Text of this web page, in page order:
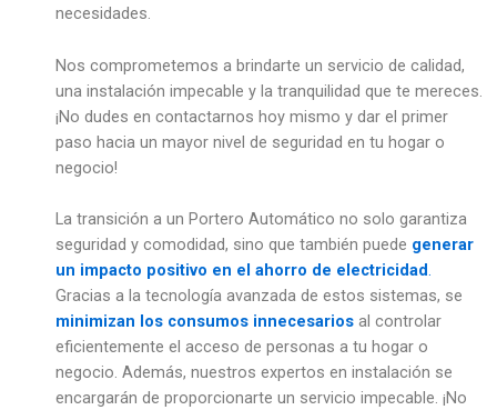
necesidades.
Nos comprometemos a brindarte un servicio de calidad,
una instalación impecable y la tranquilidad que te mereces.
¡No dudes en contactarnos hoy mismo y dar el primer
paso hacia un mayor nivel de seguridad en tu hogar o
negocio!
La transición a un Portero Automático no solo garantiza
seguridad y comodidad, sino que también puede generar
un impacto positivo en el ahorro de electricidad.
Gracias a la tecnología avanzada de estos sistemas, se
minimizan los consumos innecesarios al controlar
eficientemente el acceso de personas a tu hogar o
negocio. Además, nuestros expertos en instalación se
encargarán de proporcionarte un servicio impecable. ¡No